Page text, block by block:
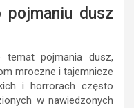
pojmaniu dusz
temat pojmania dusz,
mroczne i tajemnicze
i horrorach często
w nawiedzonych